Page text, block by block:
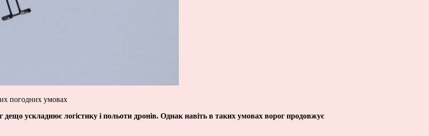
погодних умовах
ускладнює логістику і польоти дронів. Однак навіть в таких умовах ворог продовжує